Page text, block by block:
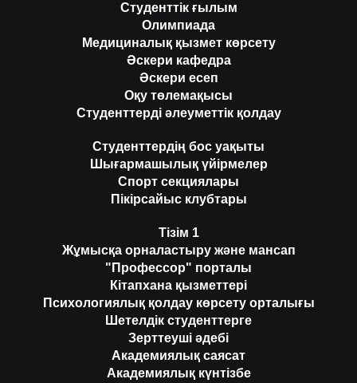
Студенттік ғылым
Олимпиада
Медициналық қызмет көрсету
Әскери кафедра
Әскери есеп
Оқу төлемақысы
Студенттерді әлеуметтік қолдау
Студенттердің бос уақыты
Шығармашылық үйірмелер
Спорт секциялары
Пікірсайыс клубтары
Тізім 1
Жұмысқа орналастыру және мансап
"Профессор" порталы
Кітапхана қызметтері
Психологиялық қолдау көрсету орталығы
Шетелдік студенттерге
Зерттеуші әдебі
Академиялық саясат
Академиялық күнтізбе